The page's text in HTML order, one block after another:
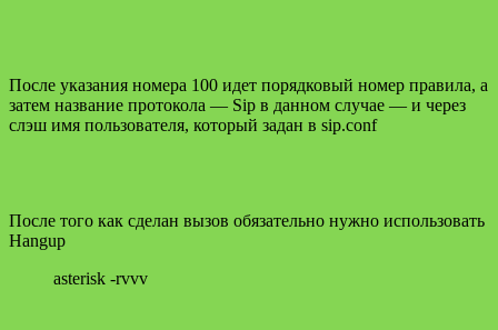
После указания номера 100 идет порядковый номер правила, а
затем название протокола — Sip в данном случае — и через
слэш имя пользователя, который задан в sip.conf
После того как сделан вызов обязательно нужно использовать
Hangup
asterisk -rvvv